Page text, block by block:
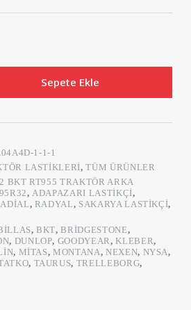
Sepete Ekle
1-1-1
LASTIKLERI,TÜM ÜRÜNLER
BKT RT955 TRAKTÖR ARKA
, ADAPAZARI LASTIKÇI,
, RADYAL, SAKARYA LASTIKÇI,
,BKT,BRIDGESTONE,
, DUNLOP, GOODYEAR ,KLEBER,
, MITAS,MONTANA, NEXEN, NYSA,
, TAURUS, TRELLEBORG,